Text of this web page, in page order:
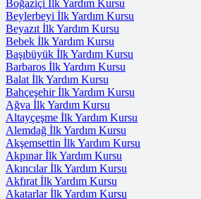
Boğaziçi İlk Yardım Kursu
Beylerbeyi İlk Yardım Kursu
Beyazıt İlk Yardım Kursu
Bebek İlk Yardım Kursu
Başıbüyük İlk Yardım Kursu
Barbaros İlk Yardım Kursu
Balat İlk Yardım Kursu
Bahçeşehir İlk Yardım Kursu
Ağva İlk Yardım Kursu
Altayçeşme İlk Yardım Kursu
Alemdağ İlk Yardım Kursu
Akşemsettin İlk Yardım Kursu
Akpınar İlk Yardım Kursu
Akıncılar İlk Yardım Kursu
Akfırat İlk Yardım Kursu
Akatarlar İlk Yardım Kursu